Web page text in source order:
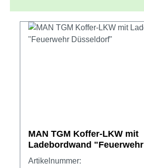
MAN TGM Koffer-LKW mit
Ladebordwand "Feuerwehr
Düsseldorf"
Artikelnummer: